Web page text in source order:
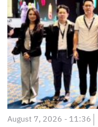
August 7, 2026 - 11:36